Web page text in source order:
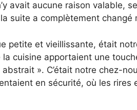
avait aucune raison valable,
la suite a complètement
petite et vieillissante, était
cuisine apportaient une
». C’était notre chez-
en sécurité, où les rires